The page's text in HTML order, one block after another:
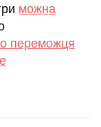
можна
переможця